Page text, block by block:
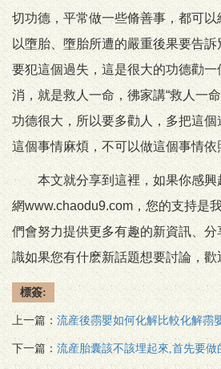
切功德，平常做一些脩善事，都可
以墮胎、墮胎所遭的嚴重後果要告
要犯這個過失，這是很大的功德勸
消，就是救人一命，彿家講“救人一
功德很大，所以要多勸人，多把這
這個事情麻煩，不可以做這個事情
本文就分享到這裡，如果你感
網www.chaodu9.com，您的支持是
們會努力提供更多有趣的新資訊、
識如果您有什麽新話題想要討論，歡
標簽:
上一篇： 流産後霛嬰如何化解比較化解霛
下一篇： 流産胎囊該不該埋起來,首先要